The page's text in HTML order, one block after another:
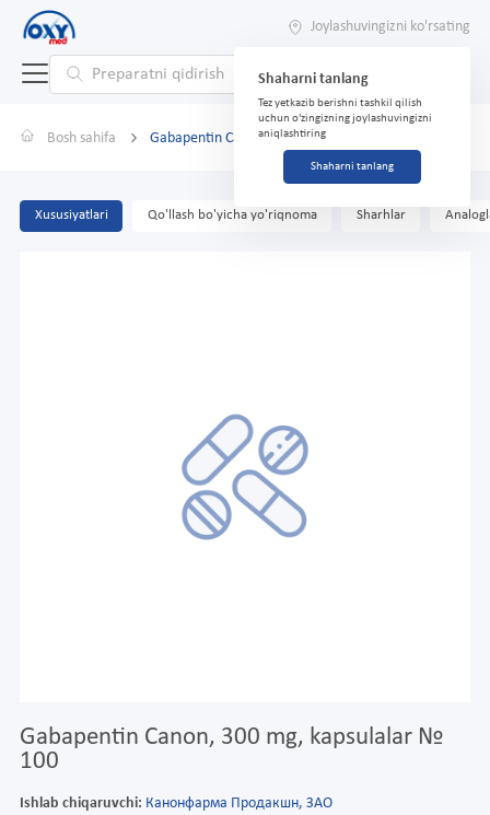
Joylashuvingizni ko'rsating
Shaharni tanlang
Tez yetkazib berishni tashkil qilish
uchun o'zingizning joylashuvingizni
aniqlashtiring
Shaharni tanlang
Bosh sahifa Gabapentin Canon, 300 mg, kapsulalar № 100
Xususiyatlari Qo'llash bo'yicha yo'riqnoma Sharhlar
Gabapentin Canon, 300 mg, kapsulalar №
100
Ishlab chiqaruvchi: Канонфарма Продакшн, ЗАО